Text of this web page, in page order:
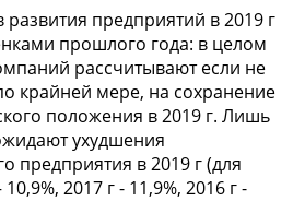
предприятий в 2019 г
прошлого года: в целом
рассчитывают если не
крайней мере, на сохранение
положения в 2019 г. Лишь
ухудшения
предприятия в 2019 г (для
2017 г - 11,9%, 2016 г -